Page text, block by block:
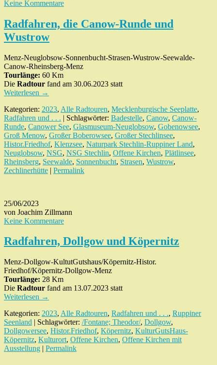
Keine Kommentare
Radfahren, die Canow-Runde und
Wustrow
Menz-Neuglobsow-Sonnenbucht-Strasen-Wustrow-Seewalde-
Canow-Rheinsberg-Menz
Tourlänge: 60 Km
Die Radtour fand am 30.06.2023 statt
Weiterlesen →
Kategorien: 2023, Alle Radtouren, Mecklenburgische Seeplatte,
Radfahren und . . . | Schlagwörter: Badestelle, Canow, Canow-
Runde, Canower See, Glasmuseum-Neuglobsow, Gobenowsee,
Groß Menow, Großer Boberowsee, Großer Stechlinsee,
Histor.Friedhof, Klenzsee, Naturpark Stechlin-Ruppiner Land,
Neuglobsow, NSG, NSG Stechlin, Offene Kirchen, Plätlinsee,
Rheinsberg, Seewalde, Sonnenbucht, Strasen, Wustrow,
Zechlinerhütte | Permalink
25/06/2023
von Joachim Zillmann
Keine Kommentare
Radfahren, Dollgow und Köpernitz
Menz-Dollgow-KultutGutshaus/Köpernitz-Histor.
Friedhof/Köpernitz-Dollgow-Menz
Tourlänge: 28 Km
Die Radtour fand am 13.07.2023 statt
Weiterlesen →
Kategorien: 2023, Alle Radtouren, Radfahren und . . ., Ruppiner
Seenland | Schlagwörter: /Fontane; Theodor/, Dollgow,
Dollgowersee, Histor.Friedhof, Köpernitz, KulturGutsHaus-
Köpernitz, Kulturort, Offene Kirchen, Offene Kirchen mit
Ausstellung | Permalink